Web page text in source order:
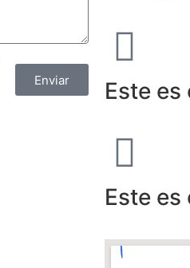
Enviar Este
Este